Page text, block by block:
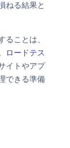
ねる結果と
ことは、
ロードテス
イトやアプ
できる準備